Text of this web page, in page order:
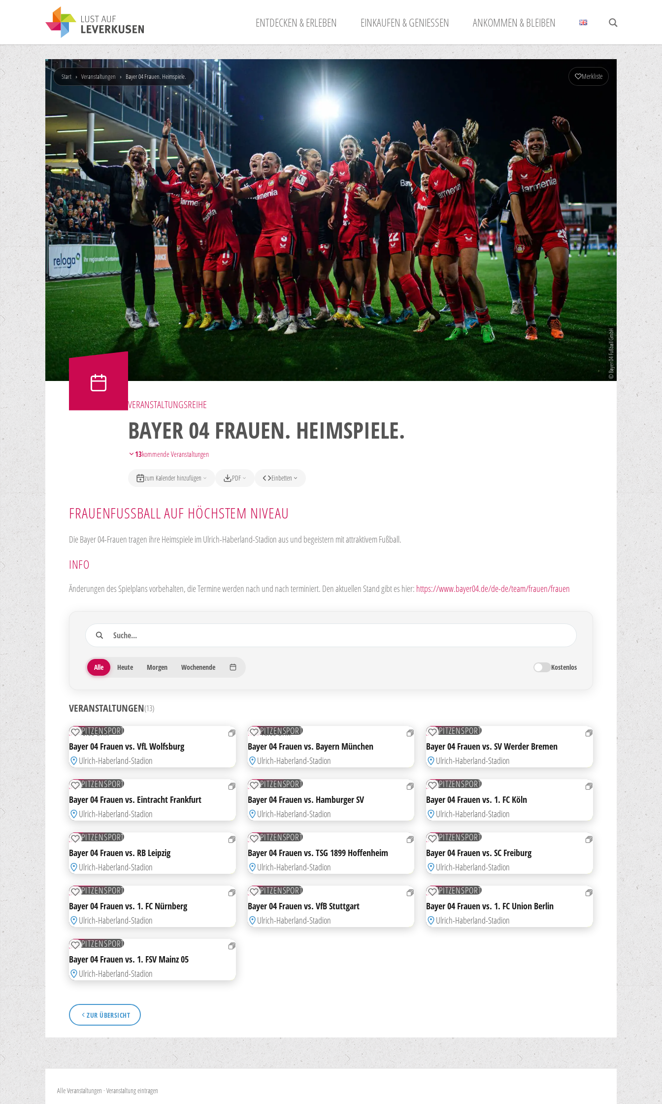
ENTDECKEN & ERLEBEN EINKAUFEN & GENIESSEN ANKOMMEN & BLEIBEN
Start › Veranstaltungen › Bayer 04 Frauen. Heimspiele. Merkliste
© Bayer 04 Fußball GmbH
VERANSTALTUNGSREIHE
BAYER 04 FRAUEN. HEIMSPIELE.
13kommende Veranstaltungen
zum Kalender hinzufügen PDF Einbetten
FRAUENFUSSBALL AUF HÖCHSTEM NIVEAU
Die Bayer 04-Frauen tragen ihre Heimspiele im Ulrich-Haberland-Stadion aus und begeistern mit attraktivem Fußball.
INFO
Änderungen des Spielplans vorbehalten, die Termine werden nach und nach terminiert. Den aktuellen Stand gibt es hier: https://www.bayer04.de/de-de/team/frauen/frauen
Suche
Zeitraum
Alle Heute Morgen Wochenende Kostenlos
13 Veranstaltungen gefunden
VERANSTALTUNGEN(13)
30
SPITZENSPORT
ZUR MERKLISTE HINZUFÜGEN
SO16:00 UHR
Bayer 04 Frauen vs. VfL Wolfsburg
Ulrich-Haberland-Stadion
SPITZENSPORT
ZUR MERKLISTE HINZUFÜGEN
MO18:00 UHR
Bayer 04 Frauen vs. Bayern München
Ulrich-Haberland-Stadion
SPITZENSPORT
ZUR MERKLISTE HINZUFÜGEN
SO
Bayer 04 Frauen vs. SV Werder Bremen
Ulrich-Haberland-Stadion
18
SPITZENSPORT
ZUR MERKLISTE HINZUFÜGEN
SO
Bayer 04 Frauen vs. Eintracht Frankfurt
Ulrich-Haberland-Stadion
08
SPITZENSPORT
ZUR MERKLISTE HINZUFÜGEN
SO
Bayer 04 Frauen vs. Hamburger SV
Ulrich-Haberland-Stadion
13
SPITZENSPORT
ZUR MERKLISTE HINZUFÜGEN
SO
Bayer 04 Frauen vs. 1. FC Köln
Ulrich-Haberland-Stadion
17
SPITZENSPORT
ZUR MERKLISTE HINZUFÜGEN
SO
Bayer 04 Frauen vs. RB Leipzig
Ulrich-Haberland-Stadion
31
SPITZENSPORT
ZUR MERKLISTE HINZUFÜGEN
SO
Bayer 04 Frauen vs. TSG 1899 Hoffenheim
Ulrich-Haberland-Stadion
14
SPITZENSPORT
ZUR MERKLISTE HINZUFÜGEN
SO
Bayer 04 Frauen vs. SC Freiburg
Ulrich-Haberland-Stadion
21
SPITZENSPORT
ZUR MERKLISTE HINZUFÜGEN
SO
Bayer 04 Frauen vs. 1. FC Nürnberg
Ulrich-Haberland-Stadion
11
SPITZENSPORT
ZUR MERKLISTE HINZUFÜGEN
SO
Bayer 04 Frauen vs. VfB Stuttgart
Ulrich-Haberland-Stadion
02
SPITZENSPORT
ZUR MERKLISTE HINZUFÜGEN
SO
Bayer 04 Frauen vs. 1. FC Union Berlin
Ulrich-Haberland-Stadion
23
SPITZENSPORT
ZUR MERKLISTE HINZUFÜGEN
SO
Bayer 04 Frauen vs. 1. FSV Mainz 05
Ulrich-Haberland-Stadion
ZUR ÜBERSICHT
Alle Veranstaltungen · Veranstaltung eintragen